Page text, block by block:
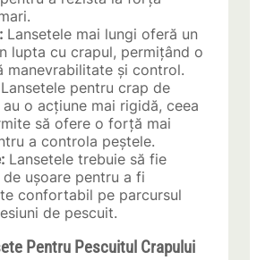
Lansetele mai lungi oferă un
lupta cu crapul, permițând o
manevrabilitate și control.
Lansetele pentru crap de
o acțiune mai rigidă, ceea
să ofere o forță mai
a controla peștele.
Lansetele trebuie să fie
ușoare pentru a fi
confortabil pe parcursul
de pescuit.
Pentru Pescuitul Crapului